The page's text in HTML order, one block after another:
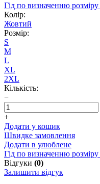
Гід по визначенню розміру
Колір:
Жовтий
Розмір:
S
M
L
XL
2XL
Кількість:
−
+
Додати у кошик
Швидке замовлення
Додати в улюблене
Гід по визначенню розміру
Відгуки (0)
Залишити відгук